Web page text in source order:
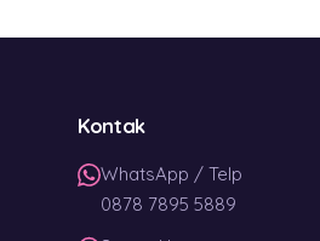
Kontak
WhatsApp / Telp
0878 7895 5889